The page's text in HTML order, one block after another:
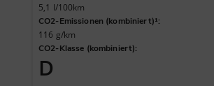
5,1 l/100km
CO2-Emissionen (kombiniert)¹:
116 g/km
CO2-Klasse (kombiniert):
D